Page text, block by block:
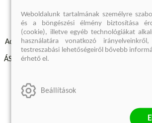
Adatvédelmi szabályzatok Elállási
ÁSZF - Vásárlási feltételek
Weboldalunk tartalmának személyre
és a böngészési élmény biztosítása
(cookie), illetve egyéb technológiákat
használatára vonatkozó
testreszabási lehetőségeiről bővebb
érhető el.
Beállítások